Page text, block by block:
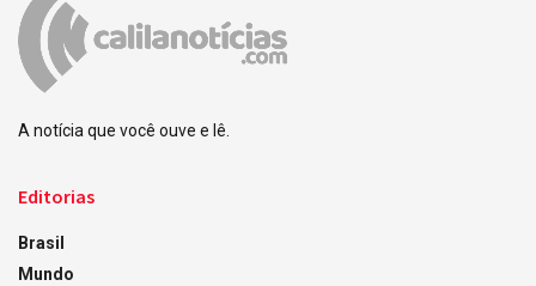
A notícia que você ouve e lê.
Editorias
Brasil
Mundo